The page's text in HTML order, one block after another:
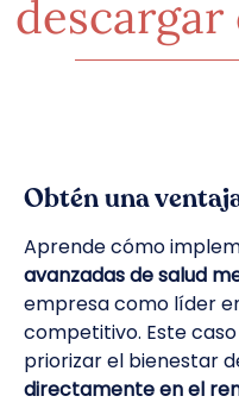
descargar
Obtén una
Aprende cómo
avanzadas de salud
empresa como líder
competitivo. Este
priorizar el bienestar
directamente en el